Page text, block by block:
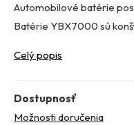
Automobilové batérie
Batérie YBX7000 sú
Celý popis
Dostupnosť
Možnosti doručenia